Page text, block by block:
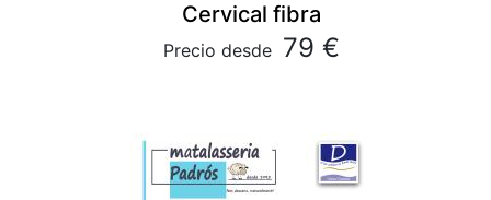
Cervical fibra
Precio desde 79 €